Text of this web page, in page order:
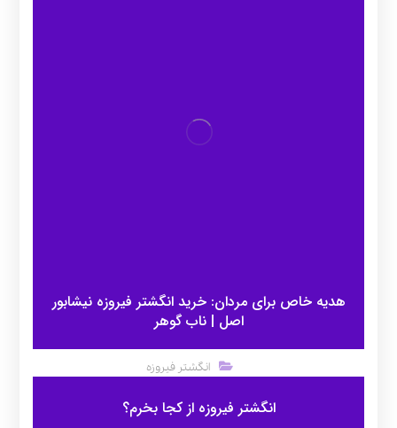
هدیه خاص برای مردان: خرید انگشتر فیروزه نیشابور
اصل | ناب گوهر
انگشتر فیروزه
انگشتر فیروزه از کجا بخرم؟